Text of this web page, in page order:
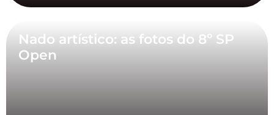
Nado artístico: as fotos do 8º SP
Open